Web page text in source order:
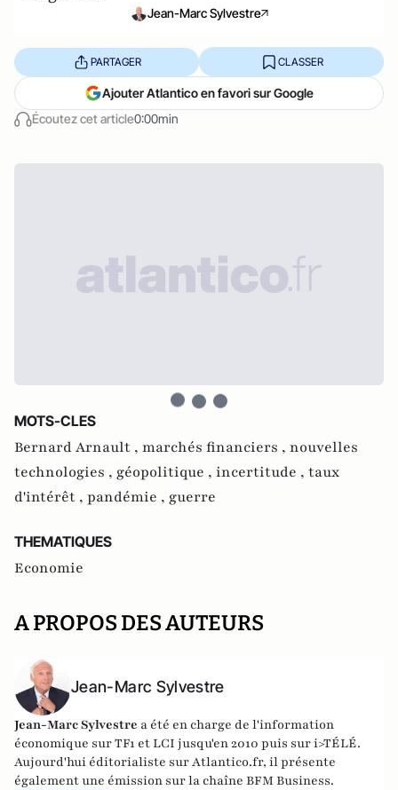
Jean-Marc Sylvestre
Écoutez cet article0:00min
PARTAGER CLASSER
Ajouter Atlantico en favori sur Google
MOTS-CLES
Bernard Arnault , marchés financiers , nouvelles
technologies , géopolitique , incertitude , taux
d'intérêt , pandémie , guerre
THEMATIQUES
Economie
A PROPOS DES AUTEURS
Jean-Marc Sylvestre
Jean-Marc Sylvestre a été en charge de l'information
économique sur TF1 et LCI jusqu'en 2010 puis sur i>TÉLÉ.
Aujourd'hui éditorialiste sur Atlantico.fr, il présente
également une émission sur la chaîne BFM Business.